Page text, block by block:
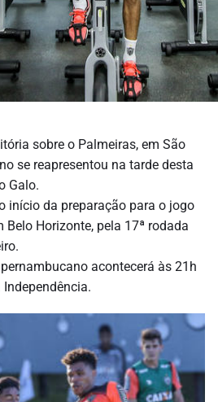
sobre o Palmeiras, em São
se reapresentou na tarde desta
Galo.
início da preparação para o jogo
Belo Horizonte, pela 17ª rodada
acontecerá às 21h